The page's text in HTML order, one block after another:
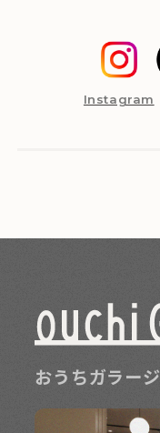
Instagram
おうちガラージ